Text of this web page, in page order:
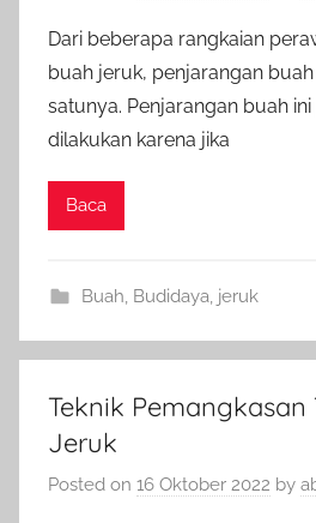
Dari beberapa rangkaian
buah jeruk, penjarangan
satunya. Penjarangan buah
dilakukan karena jika
Baca
Buah Budidaya jeruk
Teknik Pemangkasan
Jeruk
Posted on 16 Oktober 2022 by